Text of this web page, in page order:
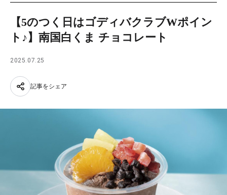
JP
【5のつく日はゴディバクラブWポイン
ト♪】南国白くま チョコレート
2025.07.25
記事をシェア